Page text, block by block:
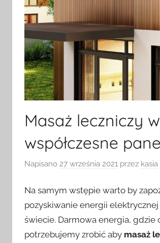
Masaż leczniczy
współczesne
Napisano 27 września 2021 przez kasia
Na samym wstępie warto by
pozyskiwanie energii
świecie. Darmowa energia, gdzie
potrzebujemy zrobić aby masaż